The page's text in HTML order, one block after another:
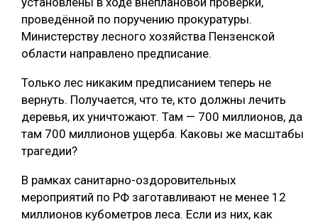
проведённой по поручению прокуратуры.
Министерству лесного хозяйства Пензенской
области направлено предписание.
Только лес никаким предписанием теперь не
вернуть. Получается, что те, кто должны лечить
деревья, их уничтожают. Там — 700 миллионов, да
там 700 миллионов ущерба. Каковы же масштабы
трагедии?
В рамках санитарно-оздоровительных
мероприятий по РФ заготавливают не менее 12
миллионов кубометров леса. Если из них, как